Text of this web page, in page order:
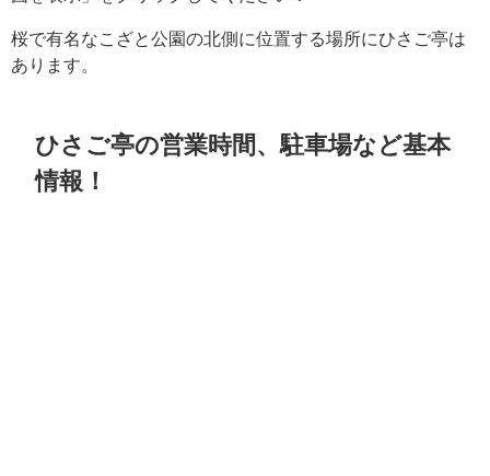
桜で有名なこざと公園の北側に位置する場所にひさご亭は
あります。
ひさご亭の営業時間、駐車場など基本
情報！